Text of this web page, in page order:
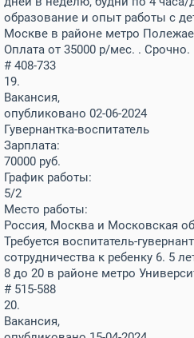
образование и опыт работы с
Москве в районе метро
Оплата от 35000 р/мес. . Срочно.
# 408-733
19.
Вакансия,
опубликовано 02-06-2024
Гувернантка-воспитатель
Зарплата:
70000 руб.
График работы:
5/2
Место работы:
Россия, Москва и Московская
Требуется воспитатель-
сотрудничества к ребенку 6. 5
8 до 20 в районе метро
# 515-588
20.
Вакансия,